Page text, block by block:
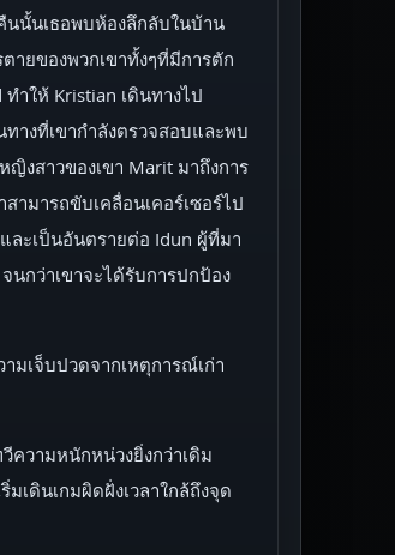
นนั้นเธอพบห้องลึกลับในบ้าน
ายของพวกเขาทั้งๆที่มีการตัก
ำให้ Kristian เดินทางไป
ทางที่เขากำลังตรวจสอบและพบ
งสาวของเขา Marit มาถึงการ
ามารถขับเคลื่อนเคอร์เซอร์ไป
ละเป็นอันตรายต่อ Idun ผู้ที่มา
นกว่าเขาจะได้รับการปกป้อง
เจ็บปวดจากเหตุการณ์เก่า
ความหนักหน่วงยิ่งกว่าเดิม
เดินเกมผิดฝั่งเวลาใกล้ถึงจุด